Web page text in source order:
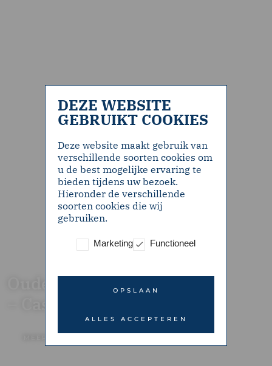
Oude Parklaan 102y
DEZE WEBSITE
GEBRUIKT COOKIES
Deze website maakt gebruik van
verschillende soorten cookies om
u de best mogelijke ervaring te
bieden tijdens uw bezoek.
Hieronder de verschillende
soorten cookies die wij
gebruiken.
Marketing Functioneel
OPSLAAN
ALLES ACCEPTEREN